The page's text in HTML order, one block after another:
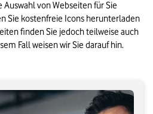
von Webseiten für Sie
Sie kostenfreie Icons herunterladen
finden Sie jedoch teilweise auch
Fall weisen wir Sie darauf hin.